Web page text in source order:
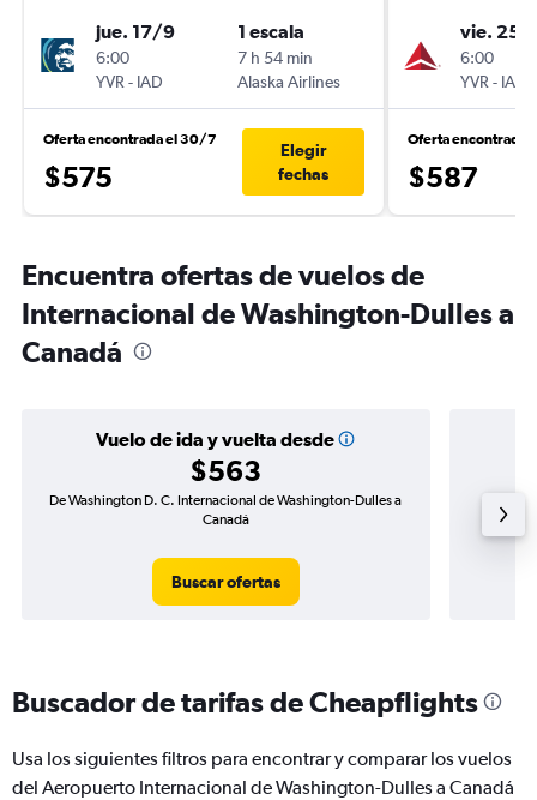
jue. 17/9
6:00
YVR - IAD
1 escala
7 h 54 min
Alaska Airlines
Oferta encontrada el 30/7
$575
Elegir
fechas
vie. 25/
6:00
YVR - IAD
Oferta encontrada
$587
Encuentra ofertas de vuelos de
Internacional de Washington-Dulles a
Canadá
Vuelo de ida y vuelta desde
$563
De Washington D. C. Internacional de Washington-Dulles a
Canadá
Buscar ofertas
Buscador de tarifas de Cheapflights
Usa los siguientes filtros para encontrar y comparar los vuelos
del Aeropuerto Internacional de Washington-Dulles a Canadá